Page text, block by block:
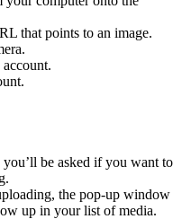
that points to an image.
be asked if you want to
the pop-up window
up in your list of media.